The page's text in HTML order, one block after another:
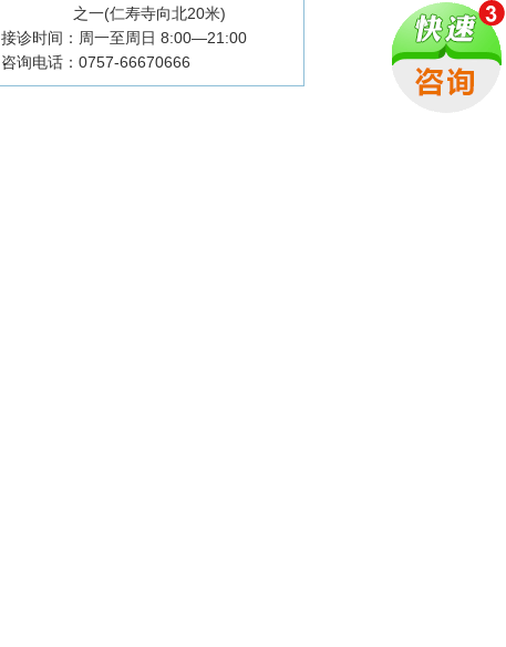
之一(仁寿寺向北20米)
接诊时间：周一至周日 8:00—21:00
咨询电话：0757-66670666